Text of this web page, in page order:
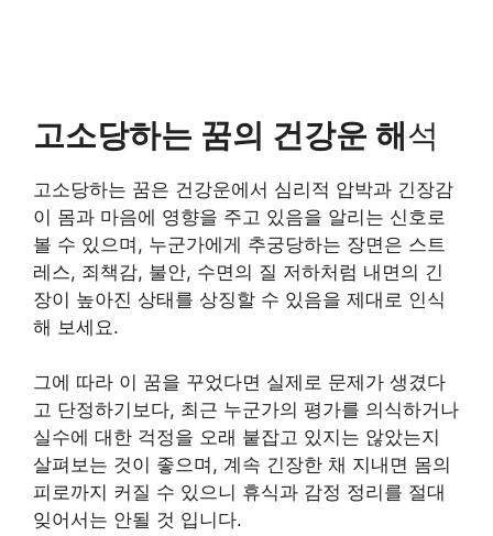
고소당하는 꿈의 건강운 해석
고소당하는 꿈은 건강운에서 심리적 압박과 긴장감
이 몸과 마음에 영향을 주고 있음을 알리는 신호로
볼 수 있으며, 누군가에게 추궁당하는 장면은 스트
레스, 죄책감, 불안, 수면의 질 저하처럼 내면의 긴
장이 높아진 상태를 상징할 수 있음을 제대로 인식
해 보세요.
그에 따라 이 꿈을 꾸었다면 실제로 문제가 생겼다
고 단정하기보다, 최근 누군가의 평가를 의식하거나
실수에 대한 걱정을 오래 붙잡고 있지는 않았는지
살펴보는 것이 좋으며, 계속 긴장한 채 지내면 몸의
피로까지 커질 수 있으니 휴식과 감정 정리를 절대
잊어서는 안될 것 입니다.